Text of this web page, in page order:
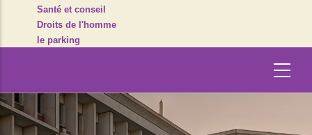
Santé et conseil
Droits de l'homme
le parking